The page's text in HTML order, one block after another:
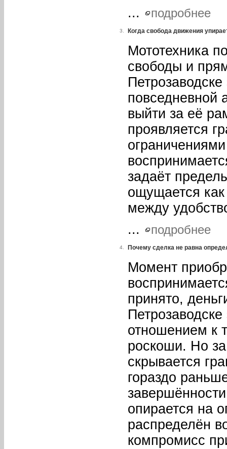
...
подробнее
3. Когда свобода движения
Мототехника
свободы и
повседневной
выйти за её
проявляется
задаёт
ощущается
между
...
подробнее
4. Почему сделка не равна
Момент
принято,
отношением к
роскоши. Но
скрывается
гораздо
опирается на
распределён
компромисс